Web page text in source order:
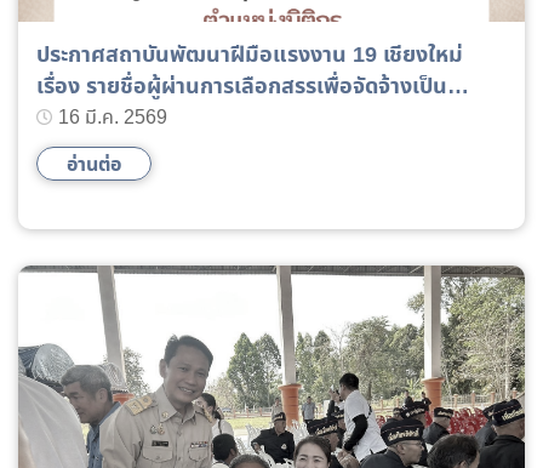
ประกาศสถาบันพัฒนาฝีมือแรงงาน 19 เชียงใหม่
เรื่อง รายชื่อผู้ผ่านการเลือกสรรเพื่อจัดจ้างเป็น
16 มี.ค. 2569
อ่านต่อ